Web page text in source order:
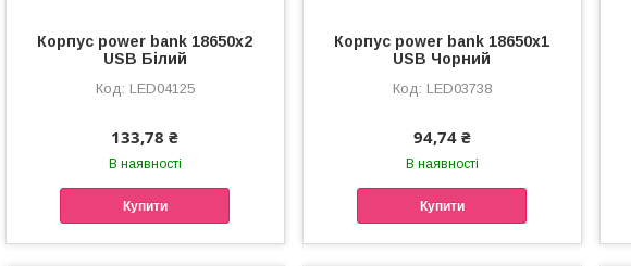
Корпус power bank 18650x2
USB Білий
LED04125
133,78 ₴
В наявності
Купити
Корпус power bank 18650х1
USB Чорний
LED03738
94,74 ₴
В наявності
Купити